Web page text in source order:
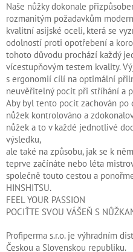
Naše nůžky dokonale
rozmanitým požadavkům
kvalitní asijské oceli, která se
odolností proti opotřebení a
tohoto důvodu prochází každý
vícestupňovým testem kvality.
s ergonomií cílí na optimální
neuvěřitelný pocit při stříhání a
Aby byl tento pocit zachován po
nůžek kontrolováno a
nůžek a to v každé jednotlivé
výsledku,
ale také na způsobu, jak se k
teprve začínáte nebo léta
společně touto cestou a
HINSHITSU.
FEEL YOUR PASSION
POCIŤTE SVOU VÁŠEŇ S
Profiperma s.r.o. je výhradním
Českou a Slovenskou republiku.